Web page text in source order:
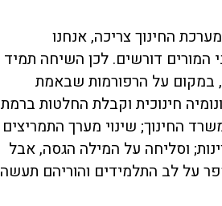
החינוך צריכה, אנחנו
המורים דורשים. לכן השיחה תמיד
במקום על הרפורמות שבאמת
חינוכית וקבלת החלטות ברמת
החינוך; שינוי מערך התמריצים
וסליחה על המילה הגסה, אבל
על לב התלמידים והוריהם תעשה